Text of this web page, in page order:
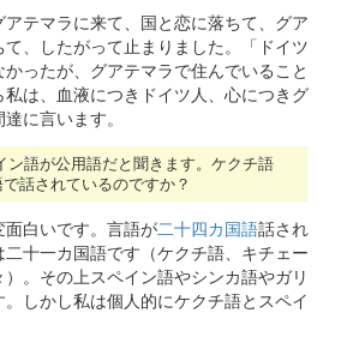
テマラに来て、国と恋に落ちて、グア
、したがって止まりました。「ドイツ
ったが、グアテマラで住んでいること
は、血液につきドイツ人、心につきグ
に言います。
ン語が公用語だと聞きます。ケクチ語
話されているのですか？
白いです。言語が二十四カ国語話され
十一カ国語です（ケクチ語、キチェー
。その上スペイン語やシンカ語やガリ
しかし私は個人的にケクチ語とスペイ